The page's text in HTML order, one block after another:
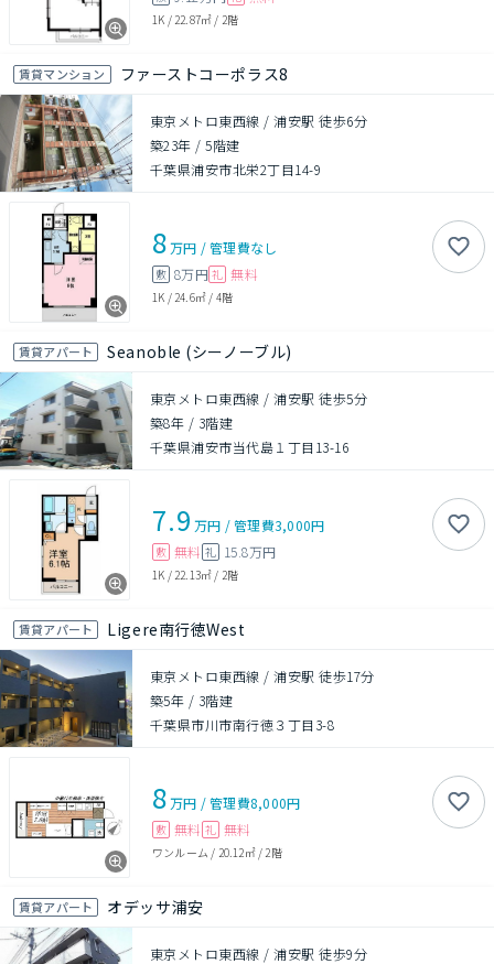
1K / 22.87㎡ / 2階
賃貸マンション ファーストコーポラス8
東京メトロ東西線 / 浦安駅 徒歩6分
築23年 /5階建
千葉県浦安市北栄2丁目14-9
8万円 /管理費なし
敷 8万円 礼 無料
1K / 24.6㎡ / 4階
賃貸アパート Seanoble (シーノーブル)
東京メトロ東西線 / 浦安駅 徒歩5分
築8年 / 3階建
千葉県浦安市当代島１丁目13-16
7.9 万円 /管理費3,000円
敷 無料 礼 15.8万円
1K / 22.13㎡ / 2階
賃貸アパート Ligere南行徳West
東京メトロ東西線 / 浦安駅 徒歩17分
築5年 / 3階建
千葉県市川市南行徳３丁目3-8
8万円 /管理費8,000円
敷 無料 礼 無料
ワンルーム / 20.12㎡/ 2階
賃貸アパート オデッサ浦安
東京メトロ東西線 / 浦安駅 徒歩9分